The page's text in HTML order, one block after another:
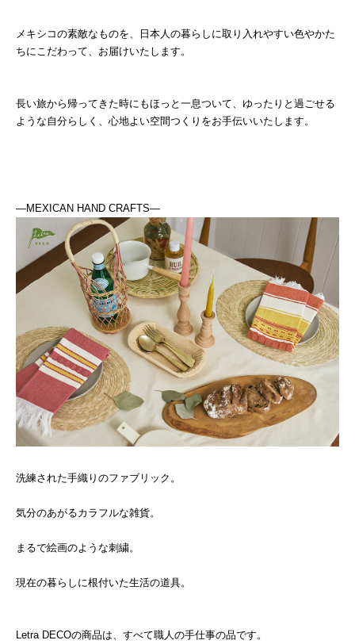
メキシコの素敵なものを、日本人の暮らしに取り入れやすい色やかた
ちにこだわって、お届けいたします。
長い旅から帰ってきた時にもほっと一息ついて、ゆったりと過ごせる
ような自分らしく、心地よい空間つくりをお手伝いいたします。
―MEXICAN HAND CRAFTS―
洗練された手織りのファブリック。
気分のあがるカラフルな雑貨。
まるで絵画のような刺繍。
現在の暮らしに根付いた生活の道具。
Letra DECOの商品は、すべて職人の手仕事の品です。